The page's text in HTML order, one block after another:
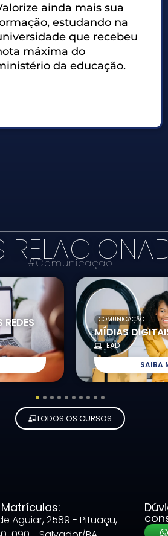
ainda mais sua
estudando na
que recebeu
máxima do
da educação.
#Comunicação
COMUNICAÇÃO
MÍDIAS
EAD
SAIBA
5 6 7 8 9 10
TODOS OS CURSOS
Aguiar, 2589 - Pituaçu,